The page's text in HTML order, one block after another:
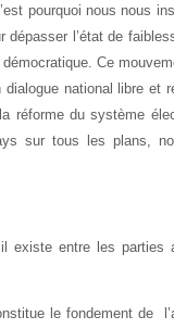
pourquoi nous nous
l’état de
Ce
national libre et
réforme du système
sur tous les plans,
existe entre les parties
le fondement de